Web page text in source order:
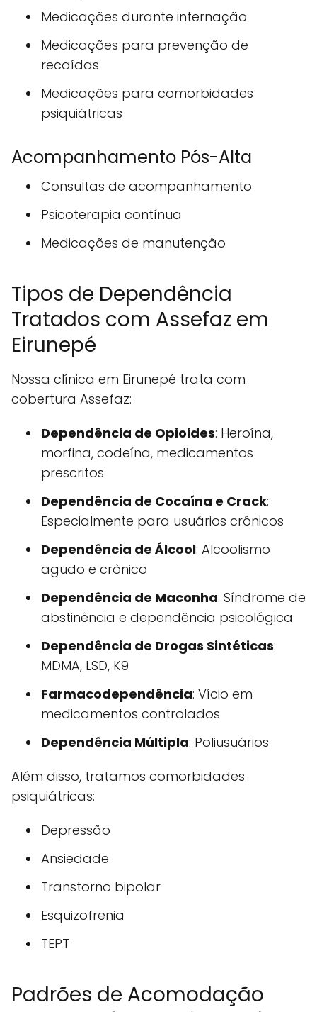
Medicações durante internação
Medicações para prevenção de
recaídas
Medicações para comorbidades
psiquiátricas
Acompanhamento Pós-Alta
Consultas de acompanhamento
Psicoterapia contínua
Medicações de manutenção
Tipos de Dependência
Tratados com Assefaz em
Eirunepé
Nossa clínica em Eirunepé trata com
cobertura Assefaz:
Dependência de Opioides: Heroína,
morfina, codeína, medicamentos
prescritos
Dependência de Cocaína e Crack:
Especialmente para usuários crônicos
Dependência de Álcool: Alcoolismo
agudo e crônico
Dependência de Maconha: Síndrome de
abstinência e dependência psicológica
Dependência de Drogas Sintéticas:
MDMA, LSD, K9
Farmacodependência: Vício em
medicamentos controlados
Dependência Múltipla: Poliusuários
Além disso, tratamos comorbidades
psiquiátricas:
Depressão
Ansiedade
Transtorno bipolar
Esquizofrenia
TEPT
Padrões de Acomodação